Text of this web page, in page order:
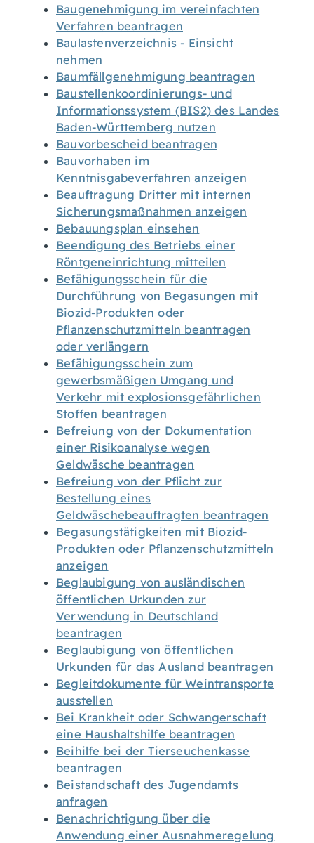
Baugenehmigung im vereinfachten
Verfahren beantragen
Baulastenverzeichnis - Einsicht
nehmen
Baumfällgenehmigung beantragen
Baustellenkoordinierungs- und
Informationssystem (BIS2) des Landes
Baden-Württemberg nutzen
Bauvorbescheid beantragen
Bauvorhaben im
Kenntnisgabeverfahren anzeigen
Beauftragung Dritter mit internen
Sicherungsmaßnahmen anzeigen
Bebauungsplan einsehen
Beendigung des Betriebs einer
Röntgeneinrichtung mitteilen
Befähigungsschein für die
Durchführung von Begasungen mit
Biozid-Produkten oder
Pflanzenschutzmitteln beantragen
oder verlängern
Befähigungsschein zum
gewerbsmäßigen Umgang und
Verkehr mit explosionsgefährlichen
Stoffen beantragen
Befreiung von der Dokumentation
einer Risikoanalyse wegen
Geldwäsche beantragen
Befreiung von der Pflicht zur
Bestellung eines
Geldwäschebeauftragten beantragen
Begasungstätigkeiten mit Biozid-
Produkten oder Pflanzenschutzmitteln
anzeigen
Beglaubigung von ausländischen
öffentlichen Urkunden zur
Verwendung in Deutschland
beantragen
Beglaubigung von öffentlichen
Urkunden für das Ausland beantragen
Begleitdokumente für Weintransporte
ausstellen
Bei Krankheit oder Schwangerschaft
eine Haushaltshilfe beantragen
Beihilfe bei der Tierseuchenkasse
beantragen
Beistandschaft des Jugendamts
anfragen
Benachrichtigung über die
Anwendung einer Ausnahmeregelung